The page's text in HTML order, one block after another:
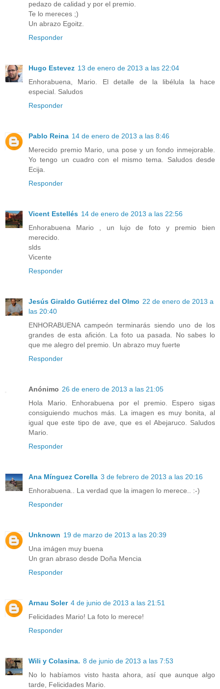
pedazo de calidad y por el premio.
Te lo mereces ;)
Un abrazo Egoitz.
Responder
Hugo Estevez 13 de enero de 2013 a las 22:04
Enhorabuena, Mario. El detalle de la libélula la hace
especial. Saludos
Responder
Pablo Reina 14 de enero de 2013 a las 8:46
Merecido premio Mario, una pose y un fondo inmejorable.
Yo tengo un cuadro con el mismo tema. Saludos desde
Ecija.
Responder
Vicent Estellés 14 de enero de 2013 a las 22:56
Enhorabuena Mario , un lujo de foto y premio bien
merecido.
slds
Vicente
Responder
Jesús Giraldo Gutiérrez del Olmo 22 de enero de 2013 a
las 20:40
ENHORABUENA campeón terminarás siendo uno de los
grandes de esta afición. La foto ua pasada. No sabes lo
que me alegro del premio. Un abrazo muy fuerte
Responder
Anónimo 26 de enero de 2013 a las 21:05
Hola Mario. Enhorabuena por el premio. Espero sigas
consiguiendo muchos más. La imagen es muy bonita, al
igual que este tipo de ave, que es el Abejaruco. Saludos
Mario.
Responder
Ana Mínguez Corella 3 de febrero de 2013 a las 20:16
Enhorabuena.. La verdad que la imagen lo merece.. :-)
Responder
Unknown 19 de marzo de 2013 a las 20:39
Una imágen muy buena
Un gran abraso desde Doña Mencia
Responder
Arnau Soler 4 de junio de 2013 a las 21:51
Felicidades Mario! La foto lo merece!
Responder
Wili y Colasina. 8 de junio de 2013 a las 7:53
No lo habíamos visto hasta ahora, así que aunque algo
tarde, Felicidades Mario.